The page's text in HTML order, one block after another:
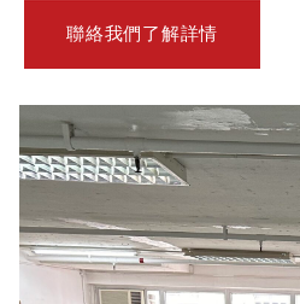
聯絡我們了解詳情